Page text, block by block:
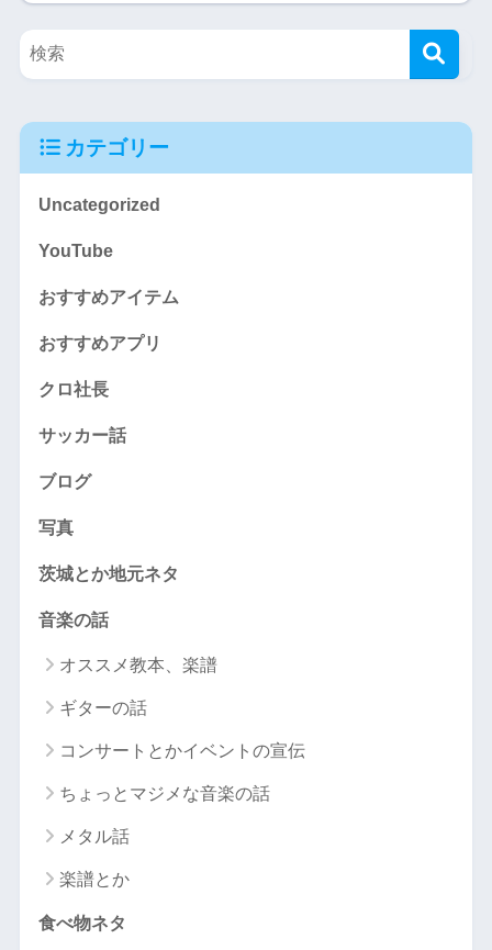
カテゴリー
Uncategorized
YouTube
おすすめアイテム
おすすめアプリ
クロ社長
サッカー話
ブログ
写真
茨城とか地元ネタ
音楽の話
オススメ教本、楽譜
ギターの話
コンサートとかイベントの宣伝
ちょっとマジメな音楽の話
メタル話
楽譜とか
食べ物ネタ